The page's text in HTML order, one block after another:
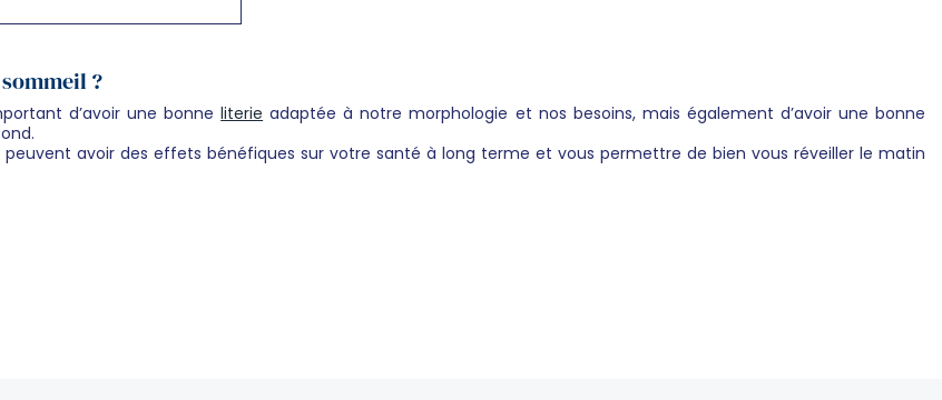
?
d’avoir une bonneliterie adaptée à notre morphologie et nos besoins, mais également d’avoir une bonne
avoir des effets bénéfiques sur votre santé à long terme et vous permettre de bien vous réveiller le matin